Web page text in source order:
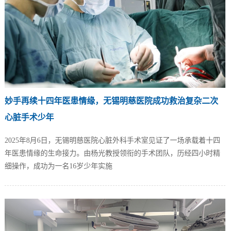
妙手再续十四年医患情缘，无锡明慈医院成功救治复杂二次
心脏手术少年
2025年8月6日，无锡明慈医院心脏外科手术室见证了一场承载着十四
年医患情缘的生命接力。由杨光教授领衔的手术团队，历经四小时精
细操作，成功为一名16岁少年实施